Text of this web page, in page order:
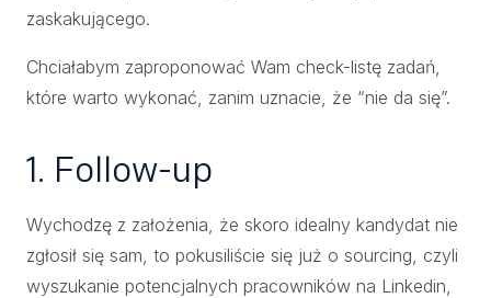
zaskakującego.
Chciałabym zaproponować Wam check-listę zadań,
które warto wykonać, zanim uznacie, że “nie da się”.
1. Follow-up
Wychodzę z założenia, że skoro idealny kandydat nie
zgłosił się sam, to pokusiliście się już o sourcing, czyli
wyszukanie potencjalnych pracowników na Linkedin,